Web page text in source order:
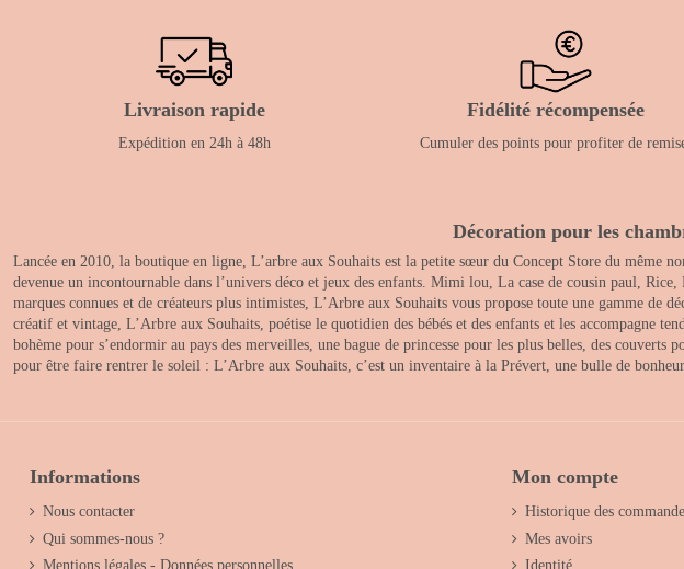
Livraison rapide
Expédition en 24h à 48h
Fidélité récompensée
Cumuler des points pour profiter de
Décoration pour les
Lancée en 2010, la boutique en ligne, L’arbre aux Souhaits est la petite sœur du Concept Store du même
devenue un incontournable dans l’univers déco et jeux des enfants. Mimi lou, La case de cousin paul,
marques connues et de créateurs plus intimistes, L’Arbre aux Souhaits vous propose toute une gamme
créatif et vintage, L’Arbre aux Souhaits, poétise le quotidien des bébés et des enfants et les accompagne
bohème pour s’endormir au pays des merveilles, une bague de princesse pour les plus belles, des
pour être faire rentrer le soleil : L’Arbre aux Souhaits, c’est un inventaire à la Prévert, une bulle de
Informations
Nous contacter
Qui sommes-nous ?
Mentions légales - Données personnelles
Mon compte
Historique des
Mes avoirs
Identité